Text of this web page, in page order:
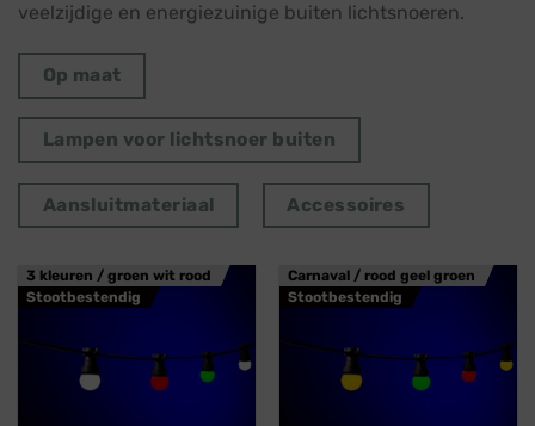
veelzijdige en energiezuinige buiten lichtsnoeren.
Op maat
Lampen voor lichtsnoer buiten
Aansluitmateriaal Accessoires
3 kleuren / groen wit rood
Stootbestendig
Carnaval / rood geel groen
Stootbestendig